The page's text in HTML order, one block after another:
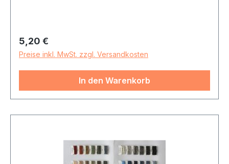
Regulärer Preis:
5,20 €
Preise inkl. MwSt. zzgl. Versandkosten
In den Warenkorb